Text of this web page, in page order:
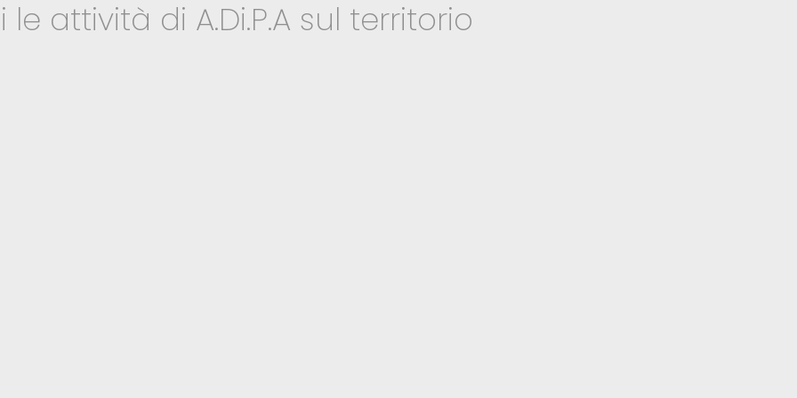
le attività di A.Di.P.A sul territorio